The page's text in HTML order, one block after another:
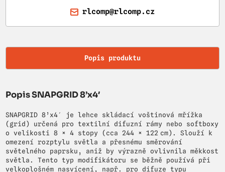
rlcomp@rlcomp.cz
Popis produktu
Popis SNAPGRID 8’x4′
SNAPGRID 8’x4′ je lehce skládací voštinová mřížka
(grid) určená pro textilní difuzní rámy nebo softboxy
o velikosti 8 × 4 stopy (cca 244 × 122 cm). Slouží k
omezení rozptylu světla a přesnému směrování
světelného paprsku, aniž by výrazně ovlivnila měkkost
světla. Tento typ modifikátoru se běžně používá při
velkoplošném nasvícení, např. pro difuze typu